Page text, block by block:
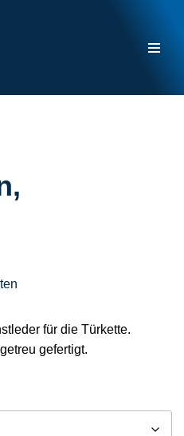
für die Türkette.
gefertigt.